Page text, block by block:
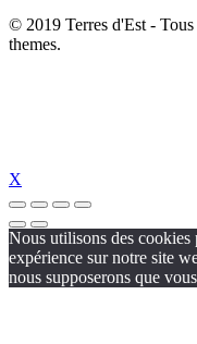
© 2019 Terres d'Est - Tous
themes.
X
Nous utilisons des
expérience sur notre site
nous supposerons que